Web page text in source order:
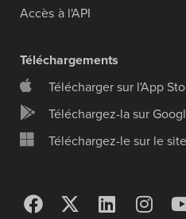
Accès à l'API
Téléchargements
Télécharger sur l'App
Téléchargez-la sur
Téléchargez-le sur le